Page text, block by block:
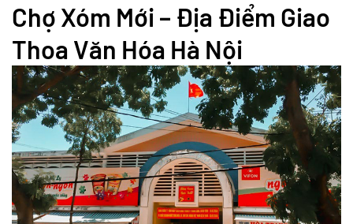
Chợ Xóm Mới – Địa Điểm Giao
Thoa Văn Hóa Hà Nội